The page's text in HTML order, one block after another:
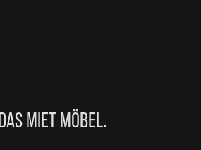
MIET MÖBEL.